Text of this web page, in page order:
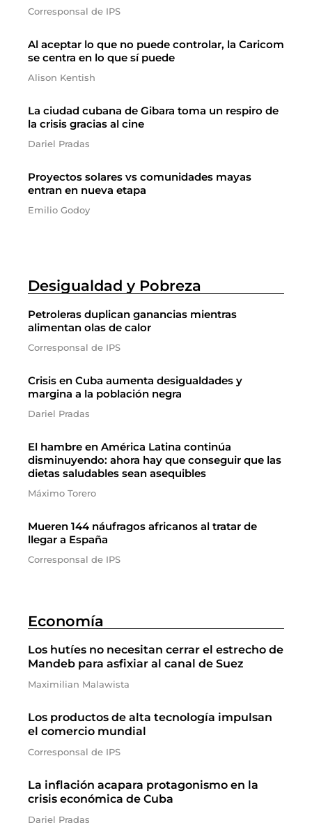
Corresponsal de IPS
Al aceptar lo que no puede controlar, la Caricom
se centra en lo que sí puede
Alison Kentish
La ciudad cubana de Gibara toma un respiro de
la crisis gracias al cine
Dariel Pradas
Proyectos solares vs comunidades mayas
entran en nueva etapa
Emilio Godoy
Desigualdad y Pobreza
Petroleras duplican ganancias mientras
alimentan olas de calor
Corresponsal de IPS
Crisis en Cuba aumenta desigualdades y
margina a la población negra
Dariel Pradas
El hambre en América Latina continúa
disminuyendo: ahora hay que conseguir que las
dietas saludables sean asequibles
Máximo Torero
Mueren 144 náufragos africanos al tratar de
llegar a España
Corresponsal de IPS
Economía
Los hutíes no necesitan cerrar el estrecho de
Mandeb para asfixiar al canal de Suez
Maximilian Malawista
Los productos de alta tecnología impulsan
el comercio mundial
Corresponsal de IPS
La inflación acapara protagonismo en la
crisis económica de Cuba
Dariel Pradas